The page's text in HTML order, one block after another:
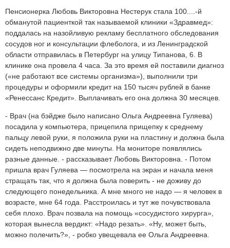
Пенсионерка Любовь Викторовна Нестерук стала 100....-й
обманутой пациенткой так называемой клиники «Здравмед»:
поддалась на назойливую рекламу бесплатного обследования
сосудов ног и консультации флеболога, и из Ленинградской
области отправилась в Петербург на улицу Типанова, 6. В
клинике она провела 4 часа. За это время ей поставили диагноз
(«не работают все системы организма»), выполнили три
процедуры и оформили кредит на 150 тысяч рублей в банке
«Ренессанс Кредит». Выплачивать его она должна 30 месяцев.
- Врач (на бэйдже было написано Ольга Андреевна Гуляева)
посадила у компьютера, прицепила прищепку к среднему
пальцу левой руки, я положила руки на пластину и должна была
сидеть неподвижно две минуты. На мониторе появлялись
разные данные. - рассказывает Любовь Викторовна. - Потом
пришла врач Гуляева — посмотрела на экран и начала меня
стращать так, что я должна была поверить - не доживу до
следующего понедельника. А мне много не надо — я человек в
возрасте, мне 64 года. Расстроилась и тут же почувствовала
себя плохо. Врач позвала на помощь «сосудистого хирурга»,
которая вынесла вердикт: «Надо резать». «Ну, может быть,
можно полечить?», - робко увещевала ее Ольга Андреевна.